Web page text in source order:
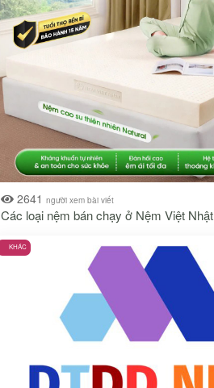
2641 người xem bài viết
Các loại nệm bán chạy ở Nệm Việt Nhật
KHÁC